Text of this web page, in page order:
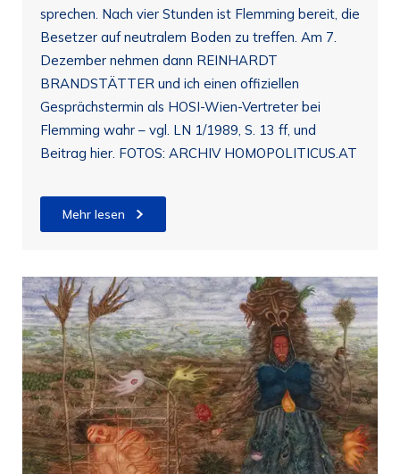
sprechen. Nach vier Stunden ist Flemming bereit, die
Besetzer auf neutralem Boden zu treffen. Am 7.
Dezember nehmen dann REINHARDT
BRANDSTÄTTER und ich einen offiziellen
Gesprächstermin als HOSI-Wien-Vertreter bei
Flemming wahr – vgl. LN 1/1989, S. 13 ff, und
Beitrag hier. FOTOS: ARCHIV HOMOPOLITICUS.AT
Mehr lesen